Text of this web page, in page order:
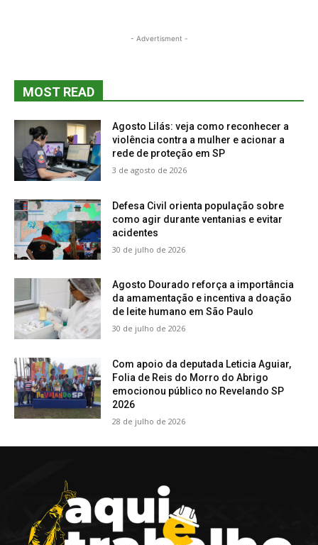
- Advertisment -
MOST READ
Agosto Lilás: veja como reconhecer a
violência contra a mulher e acionar a
rede de proteção em SP
3 de agosto de 2026
Defesa Civil orienta população sobre
como agir durante ventanias e evitar
acidentes
30 de julho de 2026
Agosto Dourado reforça a importância
da amamentação e incentiva a doação
de leite humano em São Paulo
30 de julho de 2026
Com apoio da deputada Leticia Aguiar,
Folia de Reis do Morro do Abrigo
emocionou público no Revelando SP
2026
28 de julho de 2026